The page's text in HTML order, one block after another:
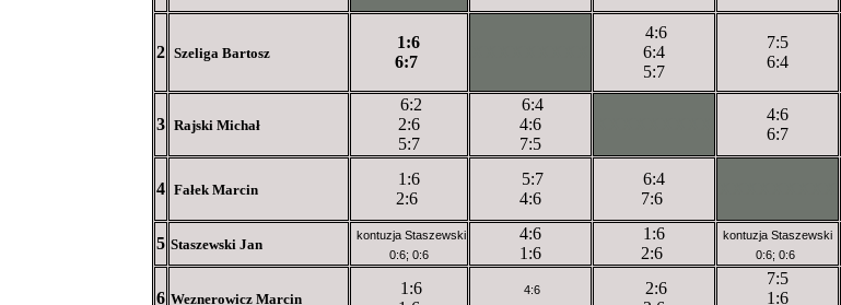
2 Szeliga Bartosz
1:6
6:7
4:6
6:4
5:7
7:5
6:4
3 Rajski Michał
6:2
2:6
5:7
6:4
4:6
7:5
4:6
6:7
4 Fałek Marcin
1:6
2:6
5:7
4:6
6:4
7:6
5 Staszewski Jan
kontuzja Staszewski
0:6; 0:6
4:6
1:6
1:6
2:6
kontuzja Staszewski
0:6; 0:6
6 Weznerowicz Marcin
1:6
4:6
2:6
7:5
1:6